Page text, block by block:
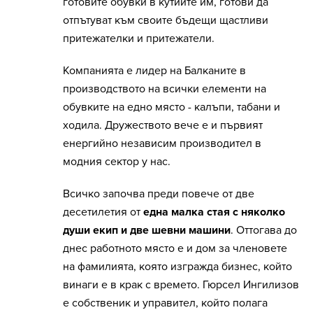
отпътуват към своите бъдещи щастливи
притежателки и притежатели.
Компанията е лидер на Балканите в
производството на всички елементи на
обувките на едно място - калъпи, табани и
ходила. Дружеството вече е и първият
енергийно независим производител в
модния сектор у нас.
Всичко започва преди повече от две
десетилетия от една малка стая с няколко
души екип и две шевни машини. Оттогава до
днес работното място е и дом за членовете
на фамилията, която изгражда бизнес, който
винаги е в крак с времето. Гюрсел Ингилизов
е собственик и управител, който полага